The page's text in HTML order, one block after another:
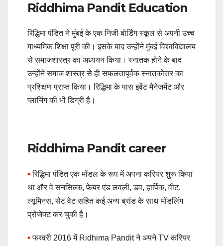
Riddhima Pandit Education
रिद्धिमा पंडित ने मुंबई के एक निजी बोर्डिंग स्कूल से अपनी उच्च
माध्यमिक शिक्षा पूरी की। इसके बाद उन्होंने मुंबई विश्वविद्यालय
से समाजशास्त्र का अध्ययन किया। स्नातक होने के बाद
उन्होंने समाज शास्त्र से ही सफलतापूर्वक स्नातकोत्तर का
प्रशिक्षण प्राप्त किया। रिद्धिमा के पास इवेंट मैनेजमेंट और
प्लानिंग की भी डिग्री है।
Riddhima Pandit career
• रिद्धिमा पंडित एक मॉडल के रूप में अपना करियर शुरू किया
था और वे सनसिल्क, फेयर एंड लवली, डव, हार्पिक, वीट,
ल्यूमिनस, सेट वेट सहित कई अन्य ब्रांड के साथ मॉडलिंग
प्रोजेक्ट कर चुकी है।
• फरवरी 2016 में Ridhima Pandit ने अपने TV करियर